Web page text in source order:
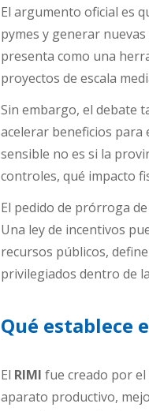
El argumento oficial es
pymes y generar
presenta como una
proyectos de escala
Sin embargo, el debate
acelerar beneficios para
sensible no es si la
controles, qué impacto
El pedido de prórroga
Una ley de incentivos
recursos públicos,
privilegiados dentro de
Qué establece
El RIMI fue creado por
aparato productivo,